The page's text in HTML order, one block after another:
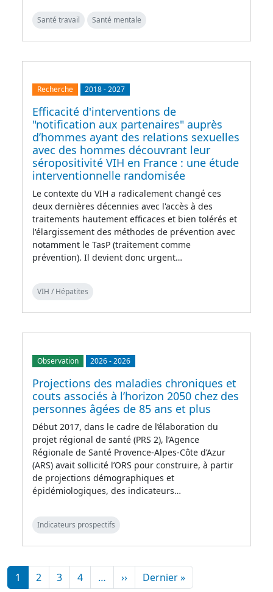
Santé travail Santé mentale
Recherche 2018-2027
Efficacité d'interventions de
"notification aux partenaires" auprès
d’hommes ayant des relations sexuelles
avec des hommes découvrant leur
séropositivité VIH en France : une étude
interventionnelle randomisée
Le contexte du VIH a radicalement changé ces
deux dernières décennies avec l'accès à des
traitements hautement efficaces et bien tolérés et
l'élargissement des méthodes de prévention avec
notamment le TasP (traitement comme
prévention). Il devient donc urgent…
VIH / Hépatites
Observation 2026-2026
Projections des maladies chroniques et
couts associés à l’horizon 2050 chez des
personnes âgées de 85 ans et plus
Début 2017, dans le cadre de l’élaboration du
projet régional de santé (PRS 2), l’Agence
Régionale de Santé Provence-Alpes-Côte d’Azur
(ARS) avait sollicité l’ORS pour construire, à partir
de projections démographiques et
épidémiologiques, des indicateurs…
Indicateurs prospectifs
Pagination
1 2 3 4 … ››Page suivante
Dernier »Dernière page